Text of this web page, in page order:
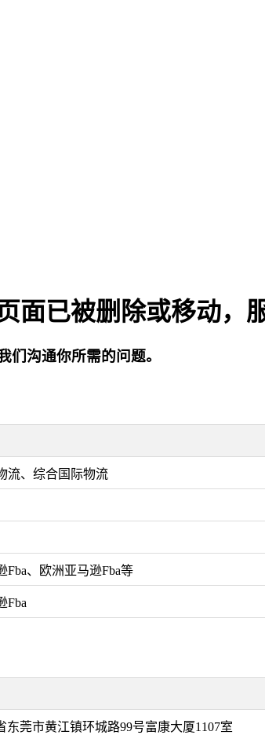
面已被删除或移动，
们沟通你所需的问题。
流、综合国际物流
Fba、欧洲亚马逊Fba等
Fba
东莞市黄江镇环城路99号富康大厦1107室